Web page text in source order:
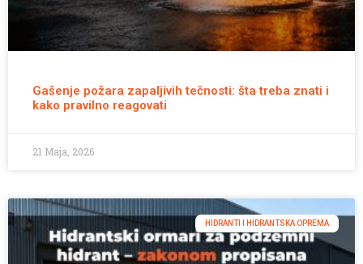
Gašenje požara zapaljivih tečnosti: šta treba znati i
kako pravilno reagovati
21 Maja, 2026
HIDRANTI I HIDRANTSKA OPREMA